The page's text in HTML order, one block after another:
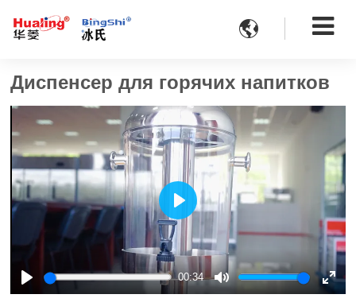

Диспенсер для горячих напитков
Play
00:34
Mute
Enter
Play